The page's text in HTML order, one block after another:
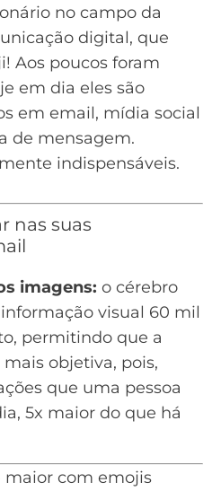
no campo da
digital, que
Aos poucos foram
em dia eles são
em email, mídia social
de mensagem.
indispensáveis.
nas suas
imagens: o cérebro
visual 60 mil
permitindo que a
objetiva, pois,
que uma pessoa
5x maior do que há